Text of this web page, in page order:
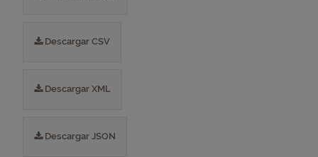
Descargar CSV
Descargar XML
Descargar JSON